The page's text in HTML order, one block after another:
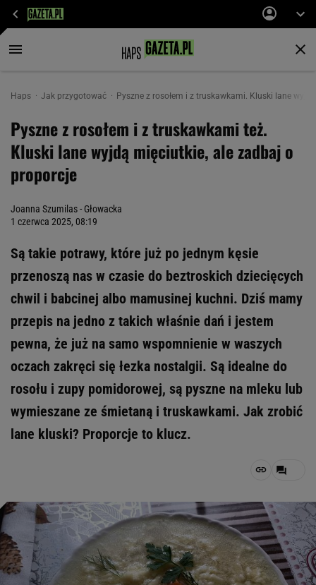
Haps Jak przygotować Pyszne z rosołem i z truskawkami. Kluski lane
Pyszne z rosołem i z truskawkami też.
Kluski lane wyjdą mięciutkie, ale zadbaj o
proporcje
Joanna Szumilas - Głowacka
1 czerwca 2025, 08:19
Są takie potrawy, które już po jednym kęsie
przenoszą nas w czasie do beztroskich dziecięcych
chwil i babcinej albo mamusinej kuchni. Dziś mamy
przepis na jedno z takich właśnie dań i jestem
pewna, że już na samo wspomnienie w waszych
oczach zakręci się łezka nostalgii. Są idealne do
rosołu i zupy pomidorowej, są pyszne na mleku lub
wymieszane ze śmietaną i truskawkami. Jak zrobić
lane kluski? Proporcje to klucz.